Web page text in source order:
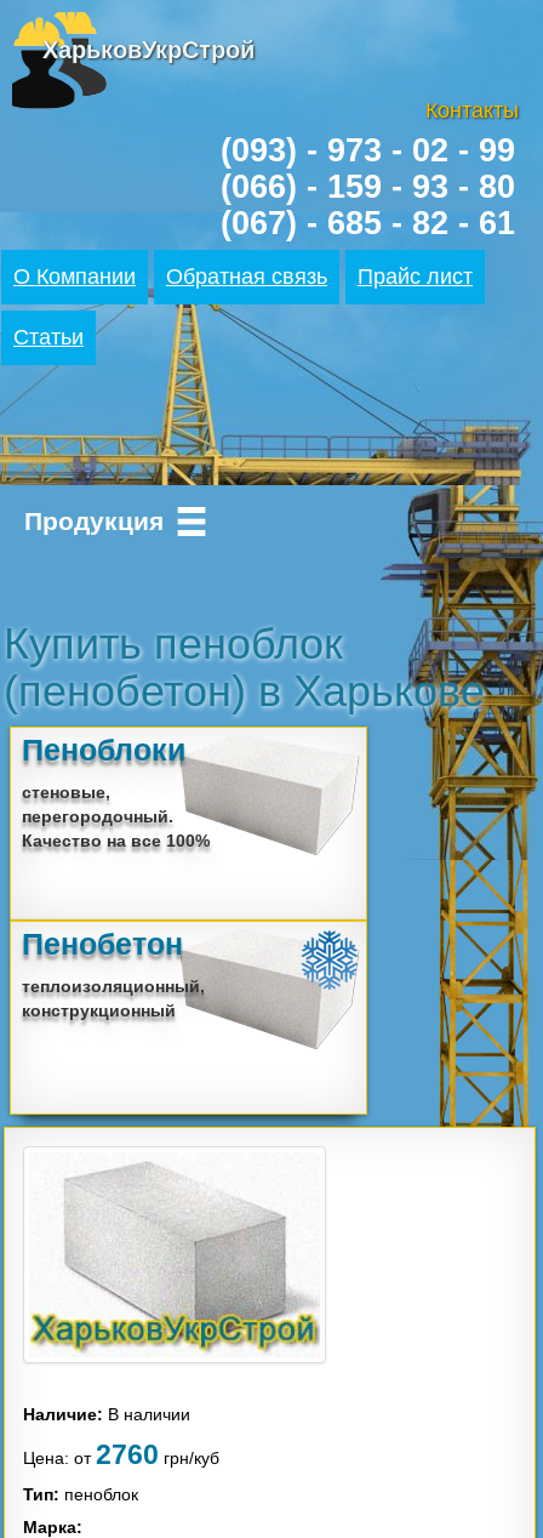
О Компании Обратная связь Прайс лист
Статьи
ХарьковУкрСтрой
Купить пеноблок
(пенобетон) в Харькове
Пеноблоки
стеновые,
перегородочный.
Качество на все 100%
Пенобетон
теплоизоляционный,
конструкционный
Наличие: В наличии
Цена: от2760 грн/куб
Тип: пеноблок
Марка:
Бетон ЖБ Кольца
Газоблок
Щебень
Контакты
(093) - 973 - 02 - 99
(066) - 159 - 93 - 80
(067) - 685 - 82 - 61